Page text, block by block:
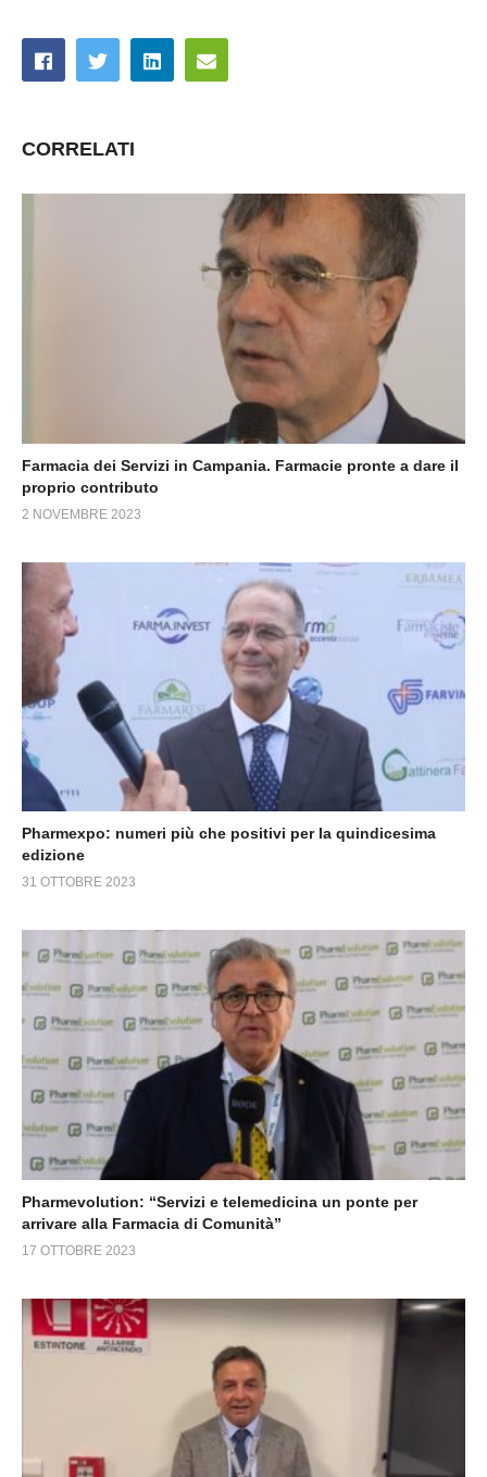
CORRELATI
Farmacia dei Servizi in Campania. Farmacie pronte a dare il
proprio contributo
2 NOVEMBRE 2023
Pharmexpo: numeri più che positivi per la quindicesima
edizione
31 OTTOBRE 2023
Pharmevolution: “Servizi e telemedicina un ponte per
arrivare alla Farmacia di Comunità”
17 OTTOBRE 2023